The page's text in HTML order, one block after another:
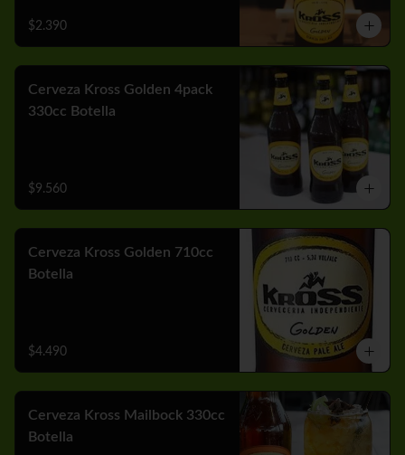
$2.390
Cerveza Kross Golden 4pack
330cc Botella
$9.560
Cerveza Kross Golden 710cc
Botella
$4.490
Cerveza Kross Mailbock 330cc
Botella